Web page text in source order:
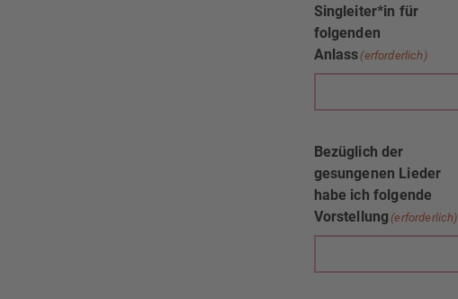
Singleiter*in für
folgenden
Anlass (erforderlich)
Bezüglich der
gesungenen Lieder
habe ich folgende
Vorstellung (erforderlich)